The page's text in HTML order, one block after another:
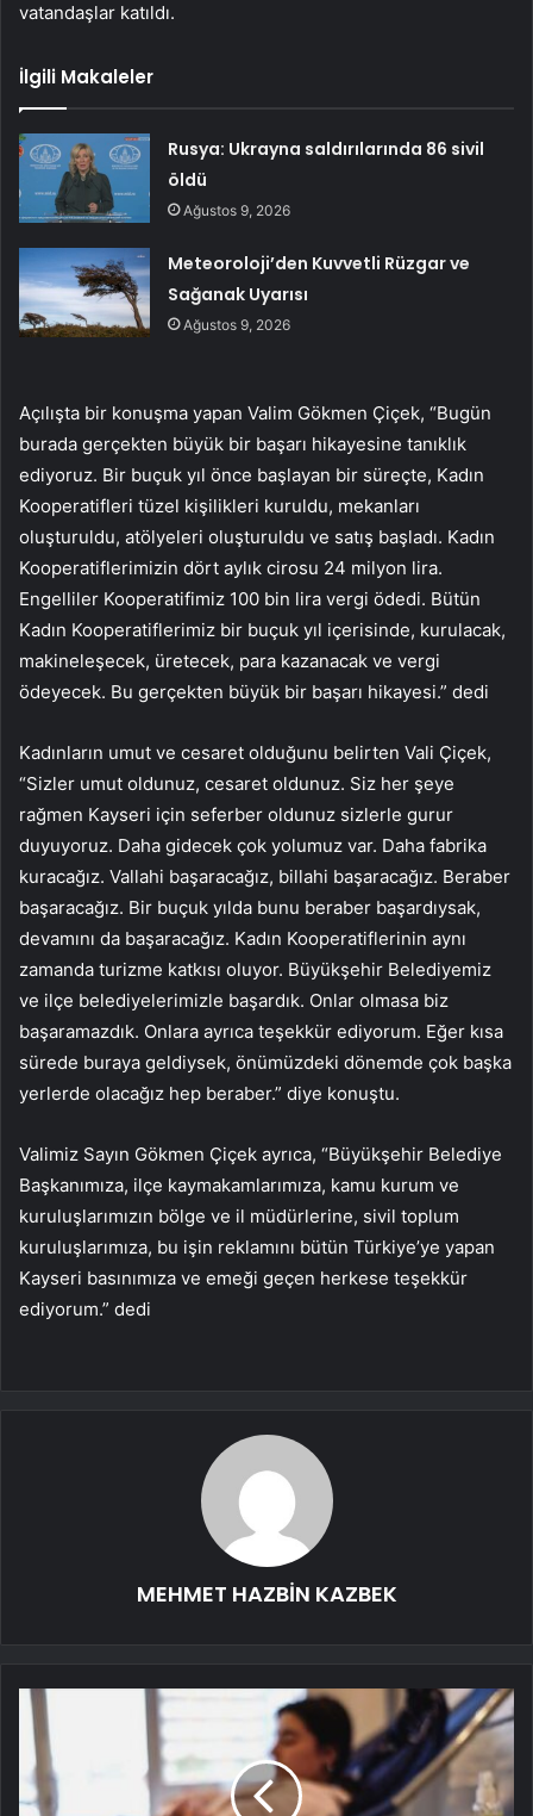
vatandaşlar katıldı.
İlgili Makaleler
Rusya: Ukrayna saldırılarında 86 sivil
öldü
Ağustos 9, 2026
Meteoroloji’den Kuvvetli Rüzgar ve
Sağanak Uyarısı
Ağustos 9, 2026
Açılışta bir konuşma yapan Valim Gökmen Çiçek, “Bugün
burada gerçekten büyük bir başarı hikayesine tanıklık
ediyoruz. Bir buçuk yıl önce başlayan bir süreçte, Kadın
Kooperatifleri tüzel kişilikleri kuruldu, mekanları
oluşturuldu, atölyeleri oluşturuldu ve satış başladı. Kadın
Kooperatiflerimizin dört aylık cirosu 24 milyon lira.
Engelliler Kooperatifimiz 100 bin lira vergi ödedi. Bütün
Kadın Kooperatiflerimiz bir buçuk yıl içerisinde, kurulacak,
makineleşecek, üretecek, para kazanacak ve vergi
ödeyecek. Bu gerçekten büyük bir başarı hikayesi.” dedi
Kadınların umut ve cesaret olduğunu belirten Vali Çiçek,
“Sizler umut oldunuz, cesaret oldunuz. Siz her şeye
rağmen Kayseri için seferber oldunuz sizlerle gurur
duyuyoruz. Daha gidecek çok yolumuz var. Daha fabrika
kuracağız. Vallahi başaracağız, billahi başaracağız. Beraber
başaracağız. Bir buçuk yılda bunu beraber başardıysak,
devamını da başaracağız. Kadın Kooperatiflerinin aynı
zamanda turizme katkısı oluyor. Büyükşehir Belediyemiz
ve ilçe belediyelerimizle başardık. Onlar olmasa biz
başaramazdık. Onlara ayrıca teşekkür ediyorum. Eğer kısa
sürede buraya geldiysek, önümüzdeki dönemde çok başka
yerlerde olacağız hep beraber.” diye konuştu.
Valimiz Sayın Gökmen Çiçek ayrıca, “Büyükşehir Belediye
Başkanımıza, ilçe kaymakamlarımıza, kamu kurum ve
kuruluşlarımızın bölge ve il müdürlerine, sivil toplum
kuruluşlarımıza, bu işin reklamını bütün Türkiye’ye yapan
Kayseri basınımıza ve emeği geçen herkese teşekkür
ediyorum.” dedi
MEHMET HAZBİN KAZBEK